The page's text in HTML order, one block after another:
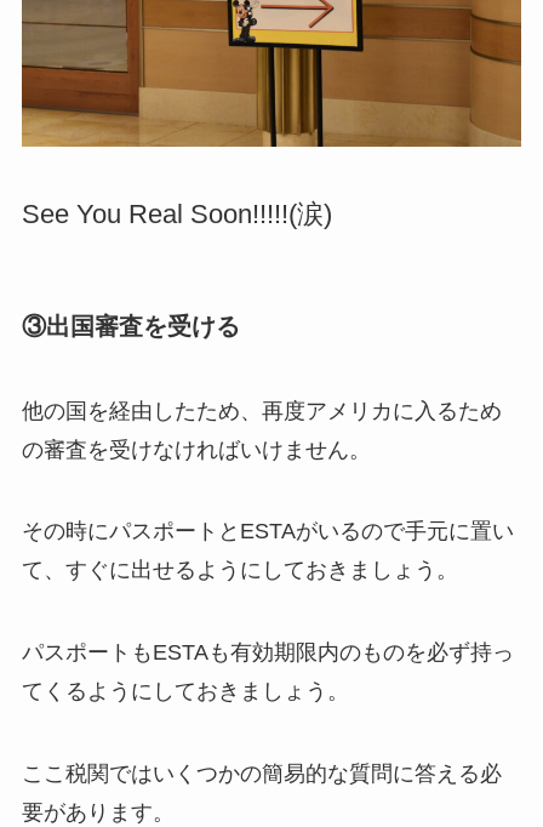
See You Real Soon!!!!!(涙)
③出国審査を受ける
他の国を経由したため、再度アメリカに入るため
の審査を受けなければいけません。
その時にパスポートとESTAがいるので手元に置い
て、すぐに出せるようにしておきましょう。
パスポートもESTAも有効期限内のものを必ず持っ
てくるようにしておきましょう。
ここ税関ではいくつかの簡易的な質問に答える必
要があります。